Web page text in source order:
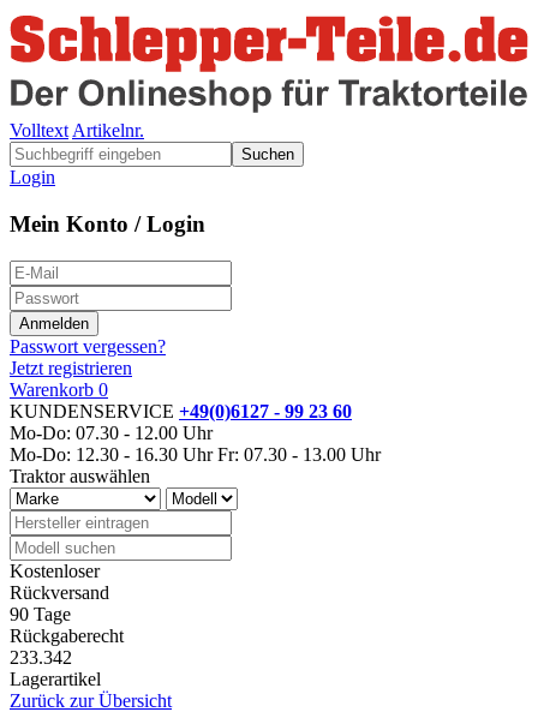
Volltext Artikelnr.
Suchen
Login
Mein Konto / Login
Passwort vergessen?
Jetzt registrieren
Warenkorb 0
KUNDENSERVICE +49(0)6127 - 99 23 60
Mo-Do: 07.30 - 12.00 Uhr
Mo-Do: 12.30 - 16.30 Uhr Fr: 07.30 - 13.00 Uhr
Traktor auswählen
Kostenloser
Rückversand
90 Tage
Rückgaberecht
233.342
Lagerartikel
Zurück zur Übersicht